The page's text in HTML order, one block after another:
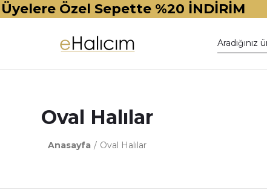
Özel Sepette %20 İNDİRİM
Oval Halılar
Anasayfa Oval Halılar